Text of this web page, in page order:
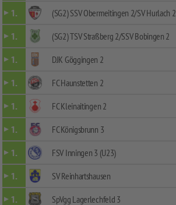
1. (SG2) SSV Obermeitingen 2/SV Hurlach 2
1.
(SG2) TSV Straßberg 2/SSV Bobingen 2
1.
DJK Göggingen 2
1.
FC Haunstetten 2
1.
FC Kleinaitingen 2
1.
FC Königsbrunn 3
1.
FSV Inningen 3 (U23)
1.
SV Reinhartshausen
1.
SpVgg Lagerlechfeld 3